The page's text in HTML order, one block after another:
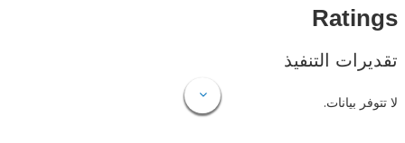
التنفيذ
بيانات.